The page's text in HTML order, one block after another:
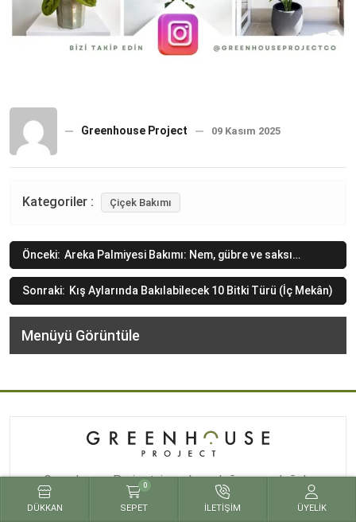
DÜKKAN
0
SEPET İLETIŞIM ÜYELIK
Greenhouse Project 09 Kasım 2025
Kategoriler : Çiçek Bakımı
Yazı
gezinmesi
Önceki: Areka Palmiyesi Bakımı: Nem, gübre ve saksı
değişimi
Sonraki: Kış Aylarında Bakılabilecek 10 Bitki Türü (İç Mekân)
Menüyü Görüntüle
Greenhouse Project, insanların doğaya ve doğala
erişebilirliğini arttırmak için doğmuş bir projedir.